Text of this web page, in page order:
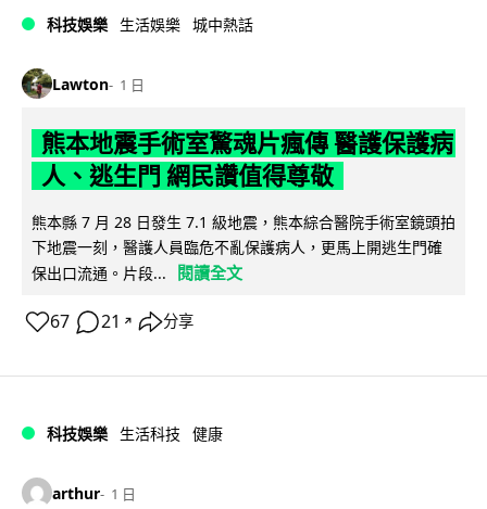
科技娛樂 生活娛樂 城中熱話
Lawton 1 日
熊本地震手術室驚魂片瘋傳 醫護保護病
人、逃生門 網民讚值得尊敬
熊本縣 7 月 28 日發生 7.1 級地震，熊本綜合醫院手術室鏡頭拍
下地震一刻，醫護人員臨危不亂保護病人，更馬上開逃生門確
保出口流通。片段...
閱讀全文
67 21 ↗ 分享
科技娛樂 生活科技 健康
arthur 1 日